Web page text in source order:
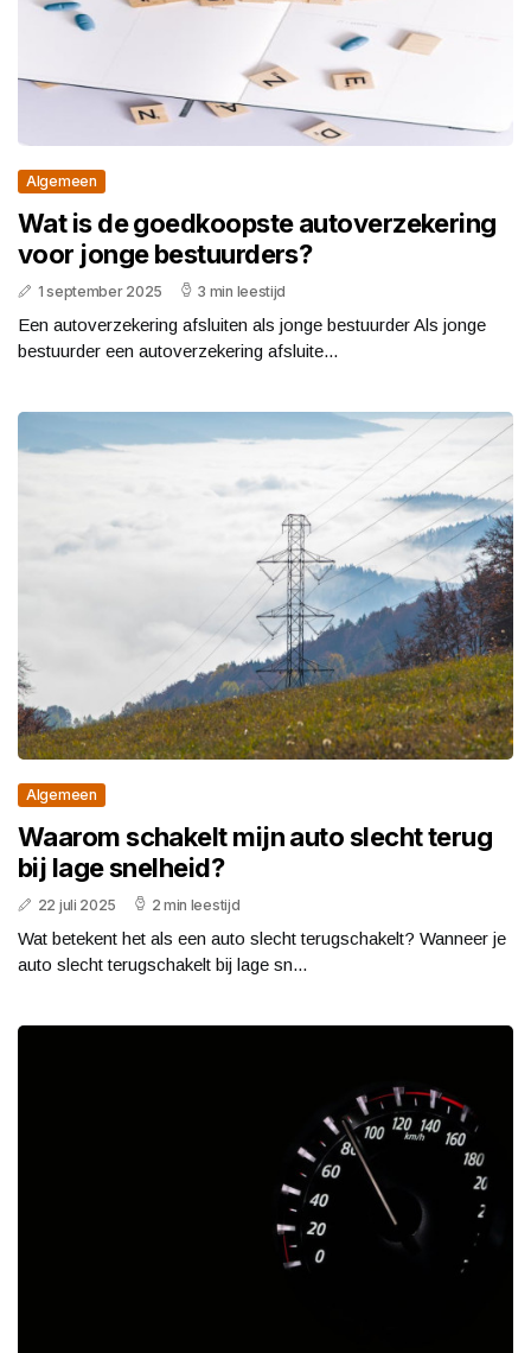
Algemeen
Wat is de goedkoopste autoverzekering
voor jonge bestuurders?
1 september 2025 3 min leestijd
Een autoverzekering afsluiten als jonge bestuurder Als jonge
bestuurder een autoverzekering afsluite...
Algemeen
Waarom schakelt mijn auto slecht terug
bij lage snelheid?
22 juli 2025 2 min leestijd
Wat betekent het als een auto slecht terugschakelt? Wanneer je
auto slecht terugschakelt bij lage sn...